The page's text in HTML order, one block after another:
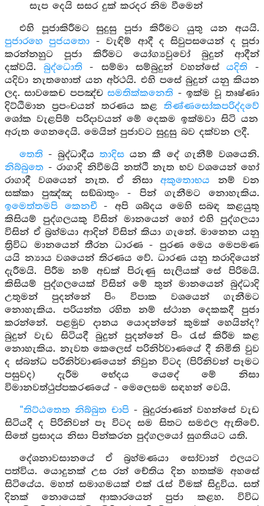
සැප දෙයි සසර දුක් කරදර නිම වීමෙන්
එහි පූජාකිරීමට සුදුසු පූජා කිරීමට යුතු යන අයයි.
පුජාරහෙ පුජයතො - වැඳිම් ආදී ද සිවුපසයෙන් ද පූජා
කරන්නහුට පූජා කිරීමට යෝග්‍යවුවෝ බුදුන් ආදීන්
දක්වයි. බුද්ධොති - සම්මා සම්බුදුන් වහන්සේයදිති -
යදිවා නැතහොත් යන අර්ථයි. එහි පසේ බුදුන් යනු කියන
ලද. සාවකෙච පපඤ්චසමතික්කනෙති - ඉක්ම වූ තෘෂ්ණා
දිට්ඨිමාන ප්‍රපංචයන් තරණය කළ තිණ්ණසෝකපරිද්දවේ
ශෝක වැළපිම් පරිදාවයන් මේ දෙකම ඉක්මවා සිටි යන
අරුත ගෙනදෙයි. මෙයින් පුජාවට සුදුසු බව දක්වන ලදී.
තෙති - බුද්ධාදීයතාදිස යන කී දේ ගැනීම් වශයෙනි.
නිබ්බුතෙ - රාගාදි නිවීමයි නත්ථි නැත භව වශයෙන් හෝ
රාගාදී වශයෙන් නැත. ඒ නිසාඅකුතොභය නම් වන
සක්කා පුඤ්ඤ සඞ්ඛාතුං - පින් ගැනීමට නොහැකිය.
ඉමෙත්තමපි කෙනචී- අපි ශබ්දය මෙහි සබඳ කළයුතු
කිසියම් පුද්ගලයකු විසින් මානයෙන් හෝ එහි පුද්ගලයා
විසින් ඒ බ්‍රහ්මයා ආදින් විසින් කියා ගැනේ. මානෙන යනු
ත්‍රිවිධ මානයෙන් තීරන ධාරණ - පුරණ මෙය මෙපමණ
යයි න්‍යාය වශයෙන් තිරණය වේ. ධාරණ යනු තරාදියෙන්
දැරීමයි. පිරීම නම් අඩක් පිරුණු සැලියක් සේ පිරිමයි.
කිසියම් පුද්ගලයෙක් විසින් මේ තුන් මානයෙන් බුද්ධාදි
උතුමන් පුදන්නේ පිං විපාක වශයෙන් ගැනීමට
නොහැකිය. පරියන්ත රහිත නම් ස්ථාන දෙකකදී පුජා
කරන්නේ. පළමුව දානය යොදන්නේ කුමක් හෙයින්ද?
බුදුන් වැඩ සිටියදී බුදුන් පුදන්නේ පිං රැස් කිරීම කළ
නොහැකිය. නැවත කෙලෙස් පරිනිර්වාණයේ දී නිමිති වුව
ද ස්බන්ධ පරිනිර්වාණයෙන් නිවුන විටද (පිරිනිවන් පෑමට
පසුවද) දැරීම භේදය යෙදේ මේ නිසා
විමානවත්ථුප්පකරණයේ - මෙලෙසම සඳහන් වෙයි.
“තිට්ඨතෙත නිබ්බුත චාපි- බුදුරජාණන් වහන්සේ වැඩ
සිටියදී ද පිරිනිවන් පෑ විටද සම සිතට සමඵල ඇතිවේ.
සිතේ ප්‍රසාදය නිසා පින්කරන පුද්ගලයෝ සුගතියට යති.
දේශනාවසානයේ ඒ බ්‍රහ්මණයා සෝවාන් ඵලයට
පත්විය. යොදුනක් උස රන් චේතිය දින හතක්ම අහසේ
සිටියේය. මහත් සමාගමයක් එක් රැස් වීමක් සිදුවිය. සත්
දිනක් නොයෙක් ආකාරයෙන් පුජා කළහ. විවිධ